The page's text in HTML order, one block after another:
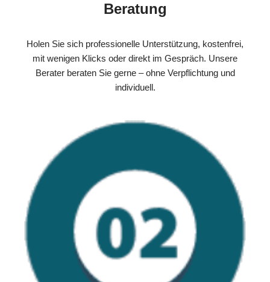
Beratung
Holen Sie sich professionelle Unterstützung, kostenfrei,
mit wenigen Klicks oder direkt im Gespräch. Unsere
Berater beraten Sie gerne – ohne Verpflichtung und
individuell.